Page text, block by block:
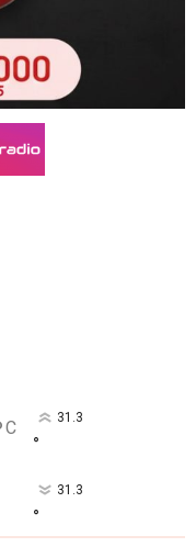
C 31.3
°
31.3
°